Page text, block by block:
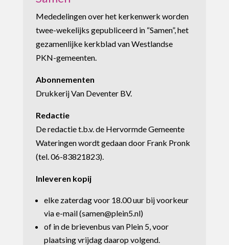
Mededelingen over het kerkenwerk worden
twee-wekelijks gepubliceerd in “Samen”, het
gezamenlijke kerkblad van Westlandse
PKN-gemeenten.
Abonnementen
Drukkerij Van Deventer BV.
Redactie
De redactie t.b.v. de Hervormde Gemeente
Wateringen wordt gedaan door Frank Pronk
(tel. 06-83821823).
Inleveren kopij
elke zaterdag voor 18.00 uur bij voorkeur
via e-mail (samen@plein5.nl)
of in de brievenbus van Plein 5, voor
plaatsing vrijdag daarop volgend.